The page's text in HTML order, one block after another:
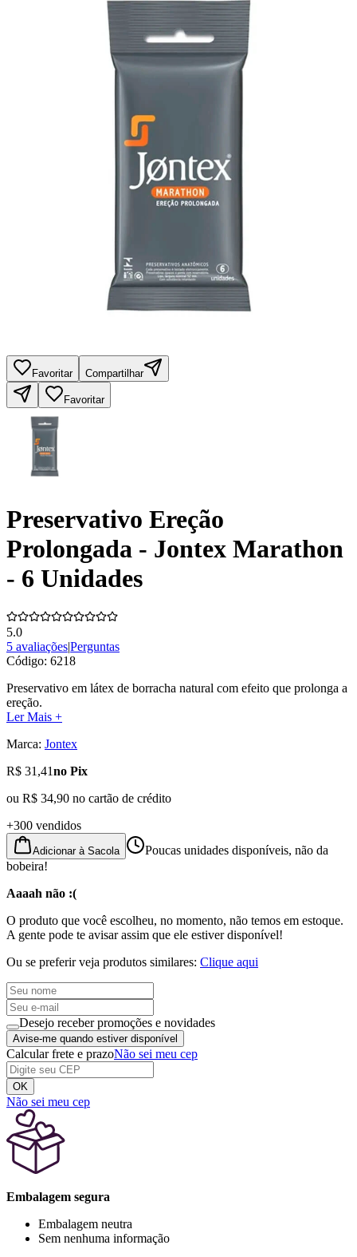
Favoritar Compartilhar
Favoritar
Preservativo Ereção
Prolongada - Jontex Marathon
- 6 Unidades
5.0
5 avaliações|Perguntas
Código: 6218
Preservativo em látex de borracha natural com efeito que prolonga a
ereção.
Ler Mais +
Marca: Jontex
R$ 31,41no Pix
ou R$ 34,90 no cartão de crédito
+300 vendidos
Adicionar à Sacola
Poucas unidades disponíveis, não da
bobeira!
Aaaah não :(
O produto que você escolheu, no momento, não temos em estoque.
A gente pode te avisar assim que ele estiver disponível!
Ou se preferir veja produtos similares: Clique aqui
Desejo receber promoções e novidades
Avise-me quando estiver disponível
Calcular frete e prazoNão sei meu cep
OK
Não sei meu cep
Embalagem segura
Embalagem neutra
Sem nenhuma informação